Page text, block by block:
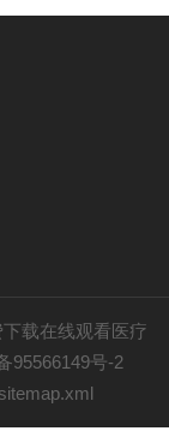
载在线观看医疗
备95566149号-2